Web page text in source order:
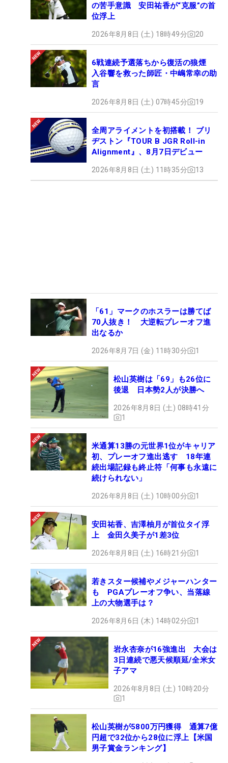
の苦手意識 安田祐香が“克服”の首
位浮上
2026年8月8日 (土) 18時49分 20
6戦連続予選落ちから復活の狼煙
入谷響を救った師匠・中嶋常幸の助
言
2026年8月8日 (土) 07時45分 19
全周アライメントを初搭載！ ブリ
ヂストン『TOUR B JGR Roll-in
Alignment』、8月7日デビュー
2026年8月8日 (土) 11時35分 13
「61」マークのホスラーは勝てば
70人抜き！ 大逆転プレーオフ進
出なるか
2026年8月7日 (金) 11時30分 1
松山英樹は「69」も26位に
後退 日本勢2人が決勝へ
2026年8月8日 (土) 08時41分
1
米通算13勝の元世界1位がキャリア
初、プレーオフ進出逃す 18年連
続出場記録も終止符「何事も永遠に
続けられない」
2026年8月8日 (土) 10時00分 1
安田祐香、吉澤柚月が首位タイ浮
上 金田久美子が1差3位
2026年8月8日 (土) 16時21分 1
若きスター候補やメジャーハンター
も PGAプレーオフ争い、当落線
上の大物選手は？
2026年8月6日 (木) 14時02分 1
岩永杏奈が16強進出 大会は
3日連続で悪天候順延/全米女
子アマ
2026年8月8日 (土) 10時20分
1
松山英樹が5800万円獲得 通算7億
円超で32位から28位に浮上【米国
男子賞金ランキング】